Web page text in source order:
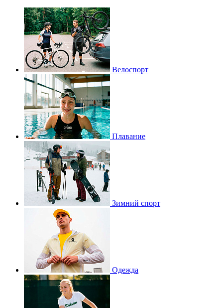
Велоспорт
Плавание
Зимний спорт
Одежда